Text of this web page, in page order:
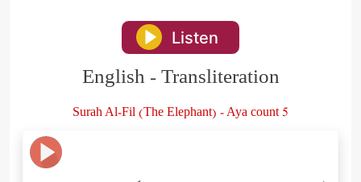
Listen
English - Transliteration
Surah Al-Fil (The Elephant) - Aya count 5